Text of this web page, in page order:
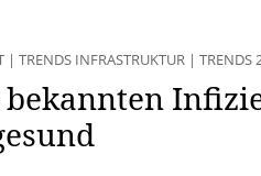
| TRENDS INFRASTRUKTUR| TRENDS
bekannten